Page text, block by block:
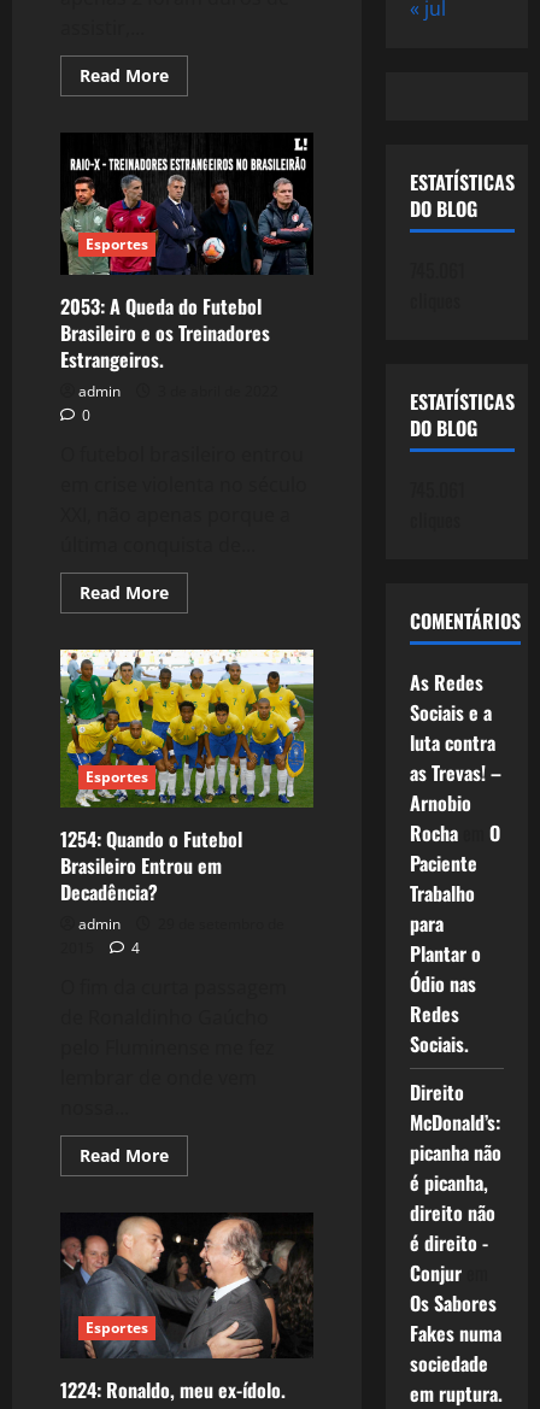
Read MoreRead
more
Qatar:
As
Quartas
com
apenas
uma
Surpresa
–
Marrocos
Esportes
2053: A Queda do Futebol
Brasileiro e os Treinadores
Estrangeiros.
admin
0
Read MoreRead
more
A
Queda
do
Futebol
Brasileiro
e
os
Treinadores
Estrangeiros.
Esportes
1254: Quando o Futebol
Brasileiro Entrou em
Decadência?
admin
4
Read MoreRead
more
Quando
o
Futebol
Brasileiro
Entrou
em
Decadência?
Esportes
1224: Ronaldo, meu ex-ídolo.
« jul
ESTATÍSTICAS
DO BLOG
ESTATÍSTICAS
DO BLOG
COMENTÁRIOS
As Redes
Sociais e a
luta contra
as Trevas! –
Arnobio
Rochaem O
Paciente
Trabalho
para
Plantar o
Ódio nas
Redes
Sociais.
Direito
McDonald’s:
picanha não
é picanha,
direito não
é direito -
Conjurem
Os Sabores
Fakes numa
sociedade
em ruptura.